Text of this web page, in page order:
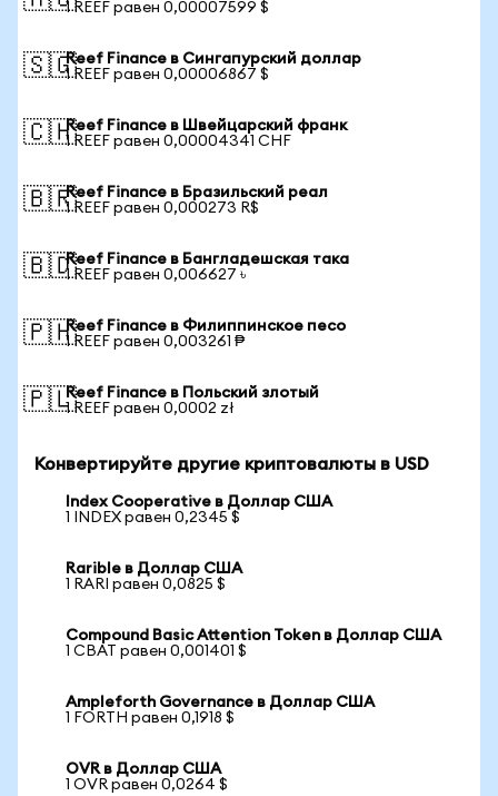
1 REEF равен 0,00007599 $
🇸🇬Reef Finance в Сингапурский доллар
1 REEF равен 0,00006867 $
🇨🇭Reef Finance в Швейцарский франк
1 REEF равен 0,00004341 CHF
🇧🇷Reef Finance в Бразильский реал
1 REEF равен 0,000273 R$
🇧🇩Reef Finance в Бангладешская така
1 REEF равен 0,006627 ৳
🇵🇭Reef Finance в Филиппинское песо
1 REEF равен 0,003261 ₱
🇵🇱Reef Finance в Польский злотый
1 REEF равен 0,0002 zł
Конвертируйте другие криптовалюты в USD
Index Cooperative в Доллар США
1 INDEX равен 0,2345 $
Rarible в Доллар США
1 RARI равен 0,0825 $
Compound Basic Attention Token в Доллар США
1 CBAT равен 0,001401 $
Ampleforth Governance в Доллар США
1 FORTH равен 0,1918 $
OVR в Доллар США
1 OVR равен 0,0264 $